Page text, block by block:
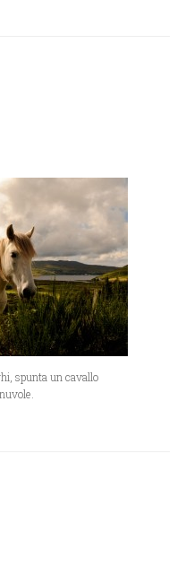
spunta un cavallo